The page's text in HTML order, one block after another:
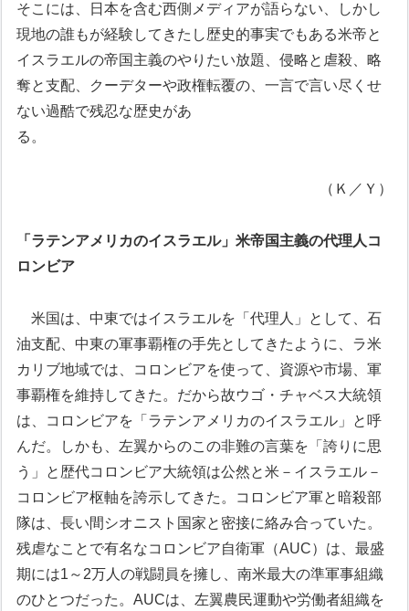
そこには、日本を含む西側メディアが語らない、しかし
現地の誰もが経験してきたし歴史的事実でもある米帝と
イスラエルの帝国主義のやりたい放題、侵略と虐殺、略
奪と支配、クーデターや政権転覆の、一言で言い尽くせ
ない過酷で残忍な歴史があ
る。
（Ｋ／Ｙ）
「ラテンアメリカのイスラエル」米帝国主義の代理人コ
ロンビア
米国は、中東ではイスラエルを「代理人」として、石
油支配、中東の軍事覇権の手先としてきたように、ラ米
カリブ地域では、コロンビアを使って、資源や市場、軍
事覇権を維持してきた。だから故ウゴ・チャベス大統領
は、コロンビアを「ラテンアメリカのイスラエル」と呼
んだ。しかも、左翼からのこの非難の言葉を「誇りに思
う」と歴代コロンビア大統領は公然と米－イスラエル－
コロンビア枢軸を誇示してきた。コロンビア軍と暗殺部
隊は、長い間シオニスト国家と密接に絡み合っていた。
残虐なことで有名なコロンビア自衛軍（AUC）は、最盛
期には1～2万人の戦闘員を擁し、南米最大の準軍事組織
のひとつだった。AUCは、左翼農民運動や労働者組織を